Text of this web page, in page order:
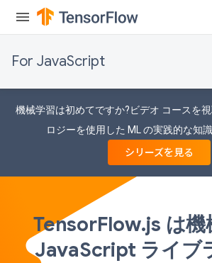
For JavaScript
機械学習は初めてですか?ビデオ コースを
ロジーを使用した ML の実践的な知
シリーズを見る
TensorFlow.js は機
JavaScript ライブ